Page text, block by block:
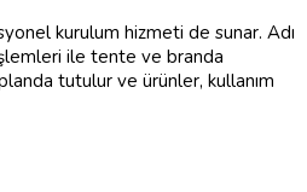
kurulum hizmeti de sunar. Adı
ile tente ve branda
tutulur ve ürünler, kullanım